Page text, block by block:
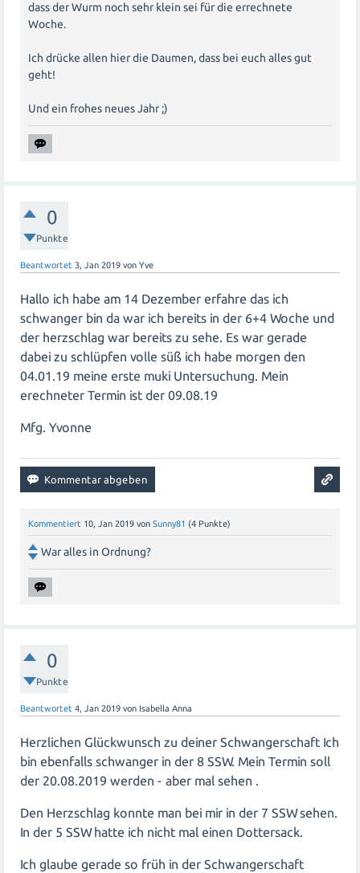
dass der Wurm noch sehr klein sei für die errechnete
Woche.
Ich drücke allen hier die Daumen, dass bei euch alles gut
geht!
Und ein frohes neues Jahr ;)
0
Punkte
Beantwortet 3, Jan 2019 von Yve
Hallo ich habe am 14 Dezember erfahre das ich
schwanger bin da war ich bereits in der 6+4 Woche und
der herzschlag war bereits zu sehe. Es war gerade
dabei zu schlüpfen volle süß ich habe morgen den
04.01.19 meine erste muki Untersuchung. Mein
erechneter Termin ist der 09.08.19
Mfg. Yvonne
Kommentiert 10, Jan 2019 von Sunny81 (4 Punkte)
War alles in Ordnung?
0
Punkte
Beantwortet 4, Jan 2019 von Isabella Anna
Herzlichen Glückwunsch zu deiner Schwangerschaft Ich
bin ebenfalls schwanger in der 8 SSW. Mein Termin soll
der 20.08.2019 werden - aber mal sehen .
Den Herzschlag konnte man bei mir in der 7 SSW sehen.
In der 5 SSW hatte ich nicht mal einen Dottersack.
Ich glaube gerade so früh in der Schwangerschaft